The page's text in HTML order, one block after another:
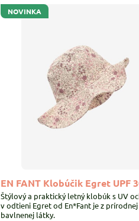
NOVINKA
EN FANT Klobúčik Egret UPF
Štýlový a praktický letný klobúk s UV
v odtieni Egret od En*Fant je z prírodnej
bavlnenej látky.